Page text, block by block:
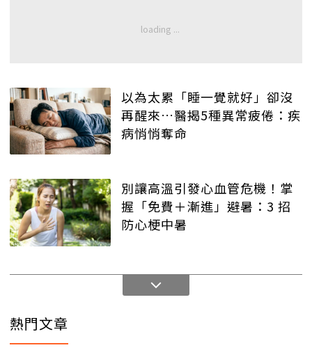
以為太累「睡一覺就好」卻沒
再醒來…醫揭5種異常疲倦：疾
病悄悄奪命
別讓高溫引發心血管危機！掌
握「免費＋漸進」避暑：3 招
防心梗中暑
熱門文章